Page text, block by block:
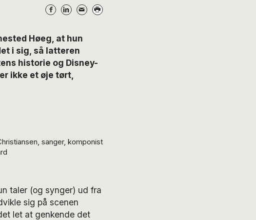
Høeg, at hun
i sig, så latteren
historie og Disney-
ikke et øje tørt,
sanger, komponist
taler (og synger) ud fra
sig på scenen
let at genkende det